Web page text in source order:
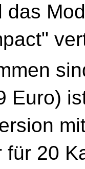
das
Euro)
für 20